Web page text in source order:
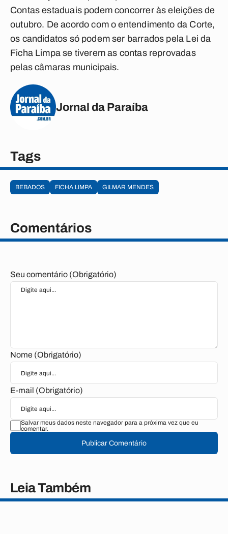
Contas estaduais podem concorrer às eleições de
outubro. De acordo com o entendimento da Corte,
os candidatos só podem ser barrados pela Lei da
Ficha Limpa se tiverem as contas reprovadas
pelas câmaras municipais.
Jornal da Paraíba
Tags
BEBADOS FICHA LIMPA GILMAR MENDES
Comentários
Seu comentário (Obrigatório)
Nome (Obrigatório)
E-mail (Obrigatório)
Salvar meus dados neste navegador para a próxima vez que eu
comentar.
Publicar Comentário
Leia Também